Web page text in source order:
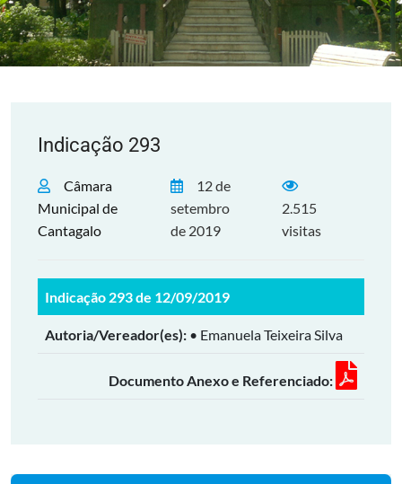
Indicação 293
Câmara
Municipal de
Cantagalo
12 de
setembro
de 2019
2.515
visitas
Indicação 293 de 12/09/2019
Autoria/Vereador(es): • Emanuela Teixeira Silva
Documento Anexo e Referenciado: